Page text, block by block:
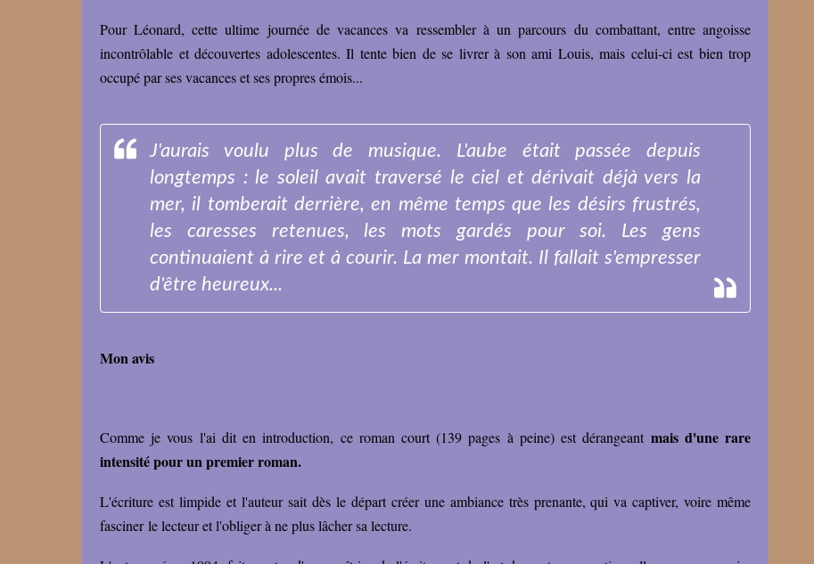
Pour Léonard, cette ultime journée de vacances va ressembler à un parcours du combattant, entre angoisse
incontrôlable et découvertes adolescentes. Il tente bien de se livrer à son ami Louis, mais celui-ci est bien trop
occupé par ses vacances et ses propres émois...
J'aurais voulu plus de musique. L'aube était passée depuis
longtemps : le soleil avait traversé le ciel et dérivait déjà vers la
mer, il tomberait derrière, en même temps que les désirs frustrés,
les caresses retenues, les mots gardés pour soi. Les gens
continuaient à rire et à courir. La mer montait. Il fallait s'empresser
d'être heureux...
Mon avis
Comme je vous l'ai dit en introduction, ce roman court (139 pages à peine) est dérangeant mais d'une rare
intensité pour un premier roman.
L'écriture est limpide et l'auteur sait dès le départ créer une ambiance très prenante, qui va captiver, voire même
fasciner le lecteur et l'obliger à ne plus lâcher sa lecture.